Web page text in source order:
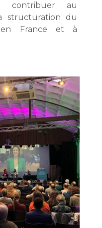
contribuer au
structuration du
en France et à